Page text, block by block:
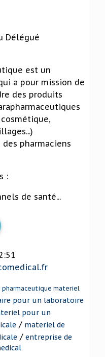
Délégué
est un
a pour mission de
des produits
pharmaciens
:
de santé...
materiel
pour un laboratoire
pour un
/ materiel de
/ entreprise de